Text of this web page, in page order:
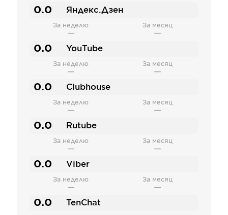
0.0 Яндекс.Дзен
За неделю
—
За месяц
—
0.0 YouTube
За неделю
—
За месяц
—
0.0 Clubhouse
За неделю
—
За месяц
—
0.0 Rutube
За неделю
—
За месяц
—
0.0 Viber
За неделю
—
За месяц
—
0.0 TenChat